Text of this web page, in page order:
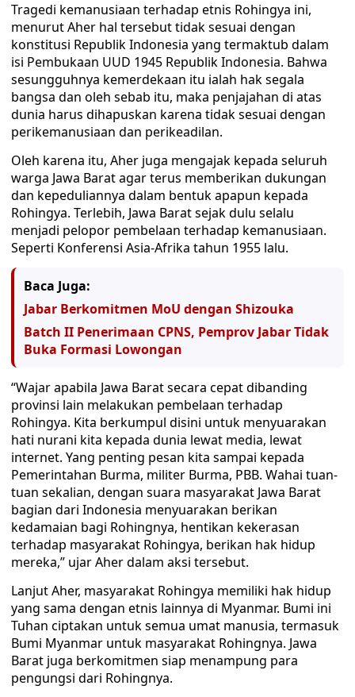
Tragedi kemanusiaan terhadap etnis Rohingya ini,
menurut Aher hal tersebut tidak sesuai dengan
konstitusi Republik Indonesia yang termaktub dalam
isi Pembukaan UUD 1945 Republik Indonesia. Bahwa
sesungguhnya kemerdekaan itu ialah hak segala
bangsa dan oleh sebab itu, maka penjajahan di atas
dunia harus dihapuskan karena tidak sesuai dengan
perikemanusiaan dan perikeadilan.
Oleh karena itu, Aher juga mengajak kepada seluruh
warga Jawa Barat agar terus memberikan dukungan
dan kepeduliannya dalam bentuk apapun kepada
Rohingya. Terlebih, Jawa Barat sejak dulu selalu
menjadi pelopor pembelaan terhadap kemanusiaan.
Seperti Konferensi Asia-Afrika tahun 1955 lalu.
Baca Juga:
Jabar Berkomitmen MoU dengan Shizouka
Batch II Penerimaan CPNS, Pemprov Jabar Tidak
Buka Formasi Lowongan
“Wajar apabila Jawa Barat secara cepat dibanding
provinsi lain melakukan pembelaan terhadap
Rohingya. Kita berkumpul disini untuk menyuarakan
hati nurani kita kepada dunia lewat media, lewat
internet. Yang penting pesan kita sampai kepada
Pemerintahan Burma, militer Burma, PBB. Wahai tuan-
tuan sekalian, dengan suara masyarakat Jawa Barat
bagian dari Indonesia menyuarakan berikan
kedamaian bagi Rohingnya, hentikan kekerasan
terhadap masyarakat Rohingya, berikan hak hidup
mereka,” ujar Aher dalam aksi tersebut.
Lanjut Aher, masyarakat Rohingya memiliki hak hidup
yang sama dengan etnis lainnya di Myanmar. Bumi ini
Tuhan ciptakan untuk semua umat manusia, termasuk
Bumi Myanmar untuk masyarakat Rohingnya. Jawa
Barat juga berkomitmen siap menampung para
pengungsi dari Rohingnya.